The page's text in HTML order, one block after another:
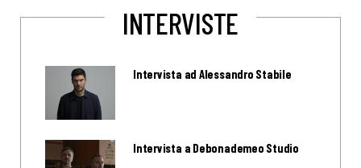
INTERVISTE
Intervista ad Alessandro Stabile
Intervista a Debonademeo Studio